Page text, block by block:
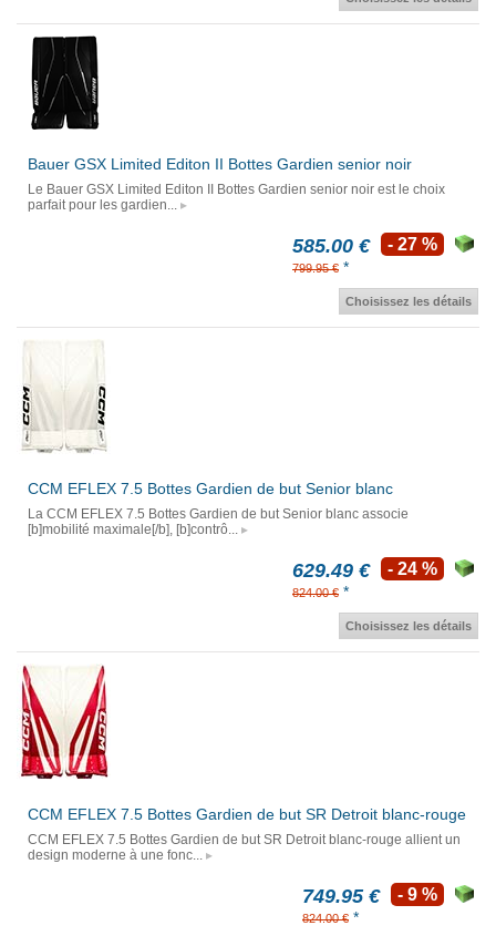
Bauer GSX Limited Editon II Bottes Gardien senior noir
Le Bauer GSX Limited Editon II Bottes Gardien senior noir est le choix
parfait pour les gardien...
585.00 €
799.95 € *
- 27 %
Choisissez les détails
CCM EFLEX 7.5 Bottes Gardien de but Senior blanc
La CCM EFLEX 7.5 Bottes Gardien de but Senior blanc associe
[b]mobilité maximale[/b], [b]contrô...
629.49 €
824.00 € *
- 24 %
Choisissez les détails
CCM EFLEX 7.5 Bottes Gardien de but SR Detroit blanc-rouge
CCM EFLEX 7.5 Bottes Gardien de but SR Detroit blanc-rouge allient un
design moderne à une fonc...
749.95 €
824.00 € *
- 9 %